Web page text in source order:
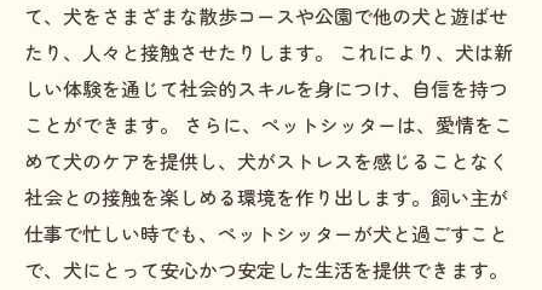
て、犬をさまざまな散歩コースや公園で他の犬と遊ばせ
たり、人々と接触させたりします。 これにより、犬は新
しい体験を通じて社会的スキルを身につけ、自信を持つ
ことができます。 さらに、ペットシッターは、愛情をこ
めて犬のケアを提供し、犬がストレスを感じることなく
社会との接触を楽しめる環境を作り出します。飼い主が
仕事で忙しい時でも、ペットシッターが犬と過ごすこと
で、犬にとって安心かつ安定した生活を提供できます。